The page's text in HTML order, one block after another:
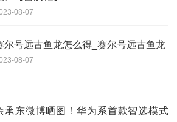
08-07
尔号远古鱼龙怎么得_赛尔号远古鱼龙
08-07
承东微博晒图！华为系首款智选模式